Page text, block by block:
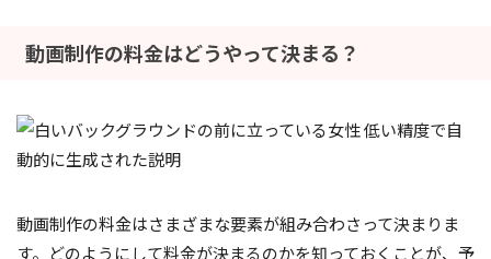
動画制作の料金はどうやって決まる？
動画制作の料金はさまざまな要素が組み合わさって決まりま
す。どのようにして料金が決まるのかを知っておくことが、予